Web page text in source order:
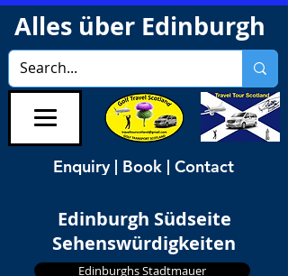
Alles über Edinburgh
Enquiry | Book | Contact
Edinburgh Südseite
Sehenswürdigkeiten
Edinburghs Stadtmauer